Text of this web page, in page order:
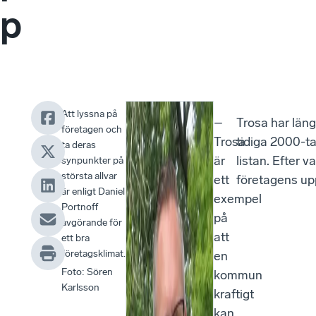
p
Att lyssna på
företagen och
ta deras
synpunkter på
största allvar
är enligt Daniel
Portnoff
avgörande för
ett bra
företagsklimat.
Foto: Sören
Karlsson
–
Trosa
är
ett
exempel
på
att
en
kommun
kraftigt
Trosa har
tidiga 2000-
listan. Efter
företagens